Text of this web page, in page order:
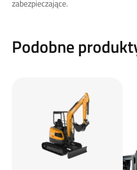
zabezpieczające.
Podobne